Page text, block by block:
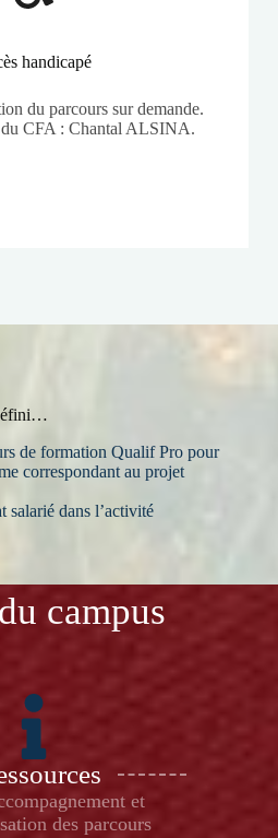
handicapé
du parcours sur demande.
du CFA : Chantal ALSINA.
de formation Qualif Pro pour
correspondant au projet
salarié dans l’activité
campus
et
des parcours